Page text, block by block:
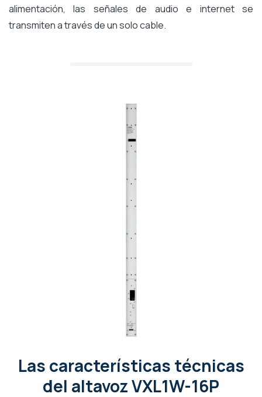
alimentación, las señales de audio e internet se
transmiten a través de un solo cable.
Las características técnicas
del altavoz VXL1W-16P